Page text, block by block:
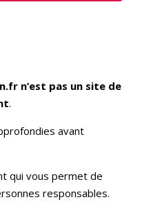
n’est pas un site de
.
avant
qui vous permet de
responsables.